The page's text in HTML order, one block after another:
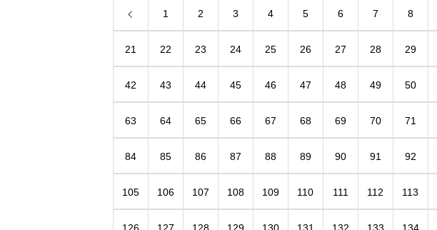
1 2 3 4 5 6 7 8
21 22 23 24 25 26 27 28 29
42 43 44 45 46 47 48 49 50
63 64 65 66 67 68 69 70 71
84 85 86 87 88 89 90 91 92
105 106 107 108 109 110 111 112 113